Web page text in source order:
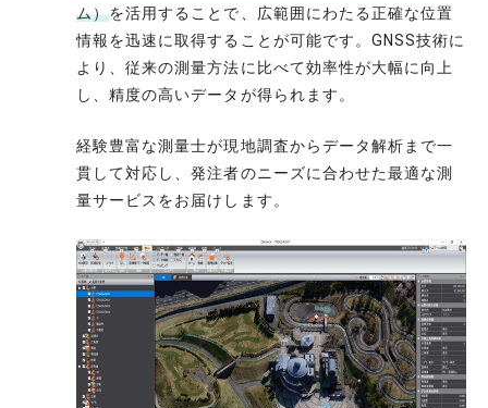
ム）を活用することで、広範囲にわたる正確な位置
情報を迅速に取得することが可能です。GNSS技術に
より、従来の測量方法に比べて効率性が大幅に向上
し、精度の高いデータが得られます。
経験豊富な測量士が現地調査からデータ解析まで一
貫して対応し、発注者のニーズに合わせた最適な測
量サービスをお届けします。